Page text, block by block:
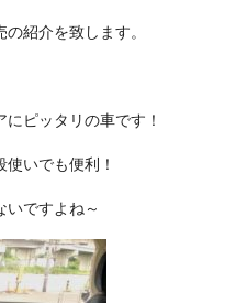
紹介を致します。
ピッタリの車です！
いでも便利！
いですよね～